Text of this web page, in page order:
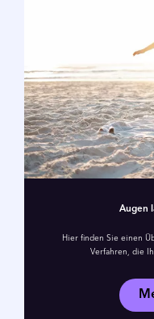
Augen
Hier finden Sie einen
Verfahren, die